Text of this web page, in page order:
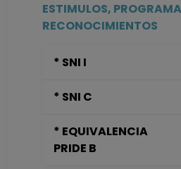
ESTIMULOS,
RECONOCIMIENTOS
* SNI I
* SNI C
* EQUIVALENCIA
PRIDE B